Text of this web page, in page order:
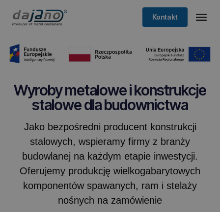
Kontakt
Wyroby metalowe i konstrukcje
stalowe dla budownictwa
Jako bezpośredni producent konstrukcji
stalowych, wspieramy firmy z branży
budowlanej na każdym etapie inwestycji.
Oferujemy produkcję wielkogabarytowych
komponentów spawanych, ram i stelaży
nośnych na zamówienie